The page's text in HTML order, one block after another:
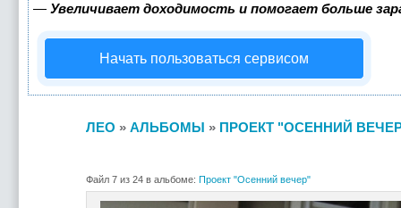
— Увеличивает доходимость и помогает больше
Начать пользоваться сервисом
ЛЕО » АЛЬБОМЫ » ПРОЕКТ "ОСЕННИЙ
Файл 7 из 24 в альбоме: Проект "Осенний вечер"